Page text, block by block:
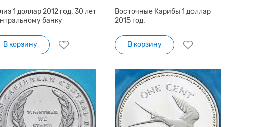
1 доллар 2012 год. 30 лет
банку
В корзину
Восточные Карибы 1 доллар
2015 год.
В корзину